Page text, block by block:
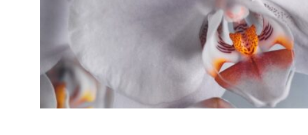
טיפים